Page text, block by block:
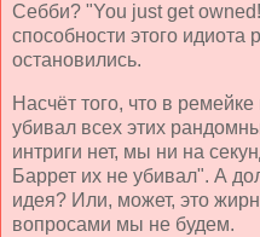
Себби? "You just get
способности этого идиота
остановились.
Насчёт того, что в
убивал всех этих
интриги нет, мы ни на
Баррет их не убивал". А
идея? Или, может, это
вопросами мы не будем.